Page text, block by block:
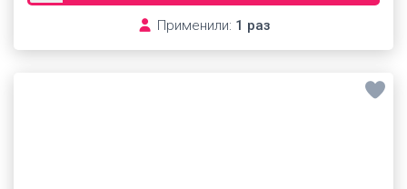
Применили: 1 раз